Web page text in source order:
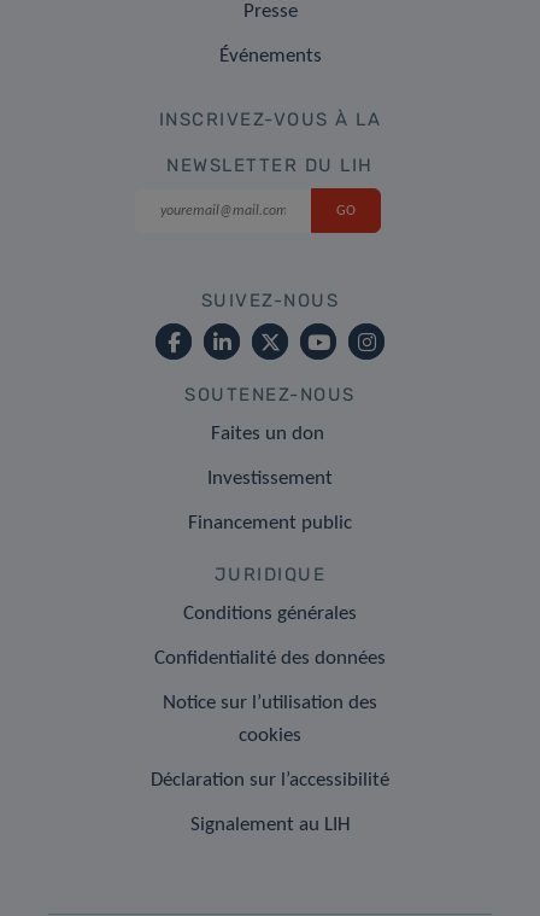
Presse
Événements
INSCRIVEZ-VOUS À LA
NEWSLETTER DU LIH
SUIVEZ-NOUS
SOUTENEZ-NOUS
Faites un don
Investissement
Financement public
JURIDIQUE
Conditions générales
Confidentialité des données
Notice sur l’utilisation des
cookies
Déclaration sur l’accessibilité
Signalement au LIH